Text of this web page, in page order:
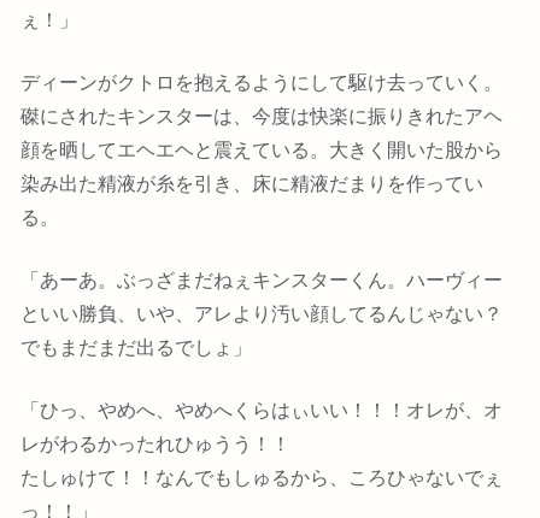
ぇ！」
ディーンがクトロを抱えるようにして駆け去っていく。
磔にされたキンスターは、今度は快楽に振りきれたアヘ
顔を晒してエヘエヘと震えている。大きく開いた股から
染み出た精液が糸を引き、床に精液だまりを作ってい
る。
「あーあ。ぶっざまだねぇキンスターくん。ハーヴィー
といい勝負、いや、アレより汚い顔してるんじゃない？
でもまだまだ出るでしょ」
「ひっ、やめへ、やめへくらはぃいい！！！オレが、オ
レがわるかったれひゅうう！！
たしゅけて！！なんでもしゅるから、ころひゃないでぇ
っ！！」